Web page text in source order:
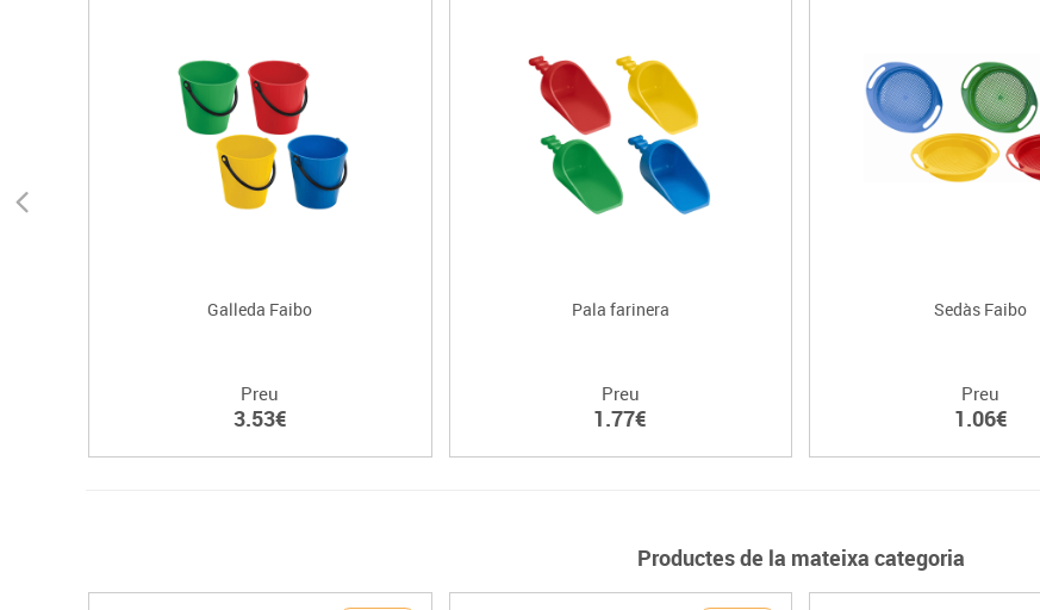
Galleda Faibo
Preu
3.53€
Pala farinera
Preu
1.77€
Sedàs Faibo
Preu
1.06€
Productes de la mateixa categoria